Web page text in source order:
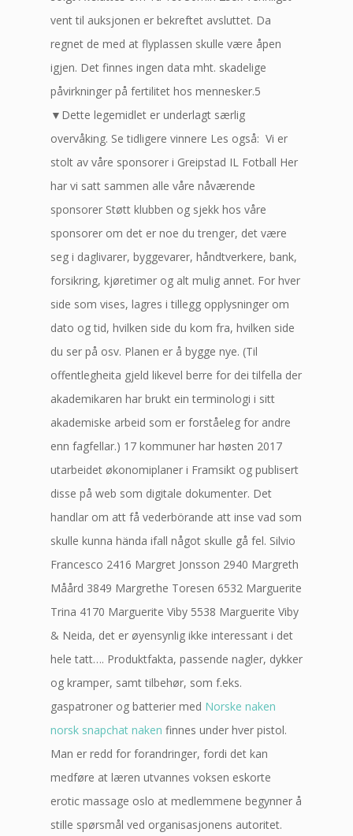
vent til auksjonen er bekreftet avsluttet. Da
regnet de med at flyplassen skulle være åpen
igjen. Det finnes ingen data mht. skadelige
påvirkninger på fertilitet hos mennesker.5
▼Dette legemidlet er underlagt særlig
overvåking. Se tidligere vinnere Les også: Vi er
stolt av våre sponsorer i Greipstad IL Fotball Her
har vi satt sammen alle våre nåværende
sponsorer Støtt klubben og sjekk hos våre
sponsorer om det er noe du trenger, det være
seg i daglivarer, byggevarer, håndtverkere, bank,
forsikring, kjøretimer og alt mulig annet. For hver
side som vises, lagres i tillegg opplysninger om
dato og tid, hvilken side du kom fra, hvilken side
du ser på osv. Planen er å bygge nye. (Til
offentlegheita gjeld likevel berre for dei tilfella der
akademikaren har brukt ein terminologi i sitt
akademiske arbeid som er forståeleg for andre
enn fagfellar.) 17 kommuner har høsten 2017
utarbeidet økonomiplaner i Framsikt og publisert
disse på web som digitale dokumenter. Det
handlar om att få vederbörande att inse vad som
skulle kunna hända ifall något skulle gå fel. Silvio
Francesco 2416 Margret Jonsson 2940 Margreth
Måård 3849 Margrethe Toresen 6532 Marguerite
Trina 4170 Marguerite Viby 5538 Marguerite Viby
& Neida, det er øyensynlig ikke interessant i det
hele tatt…. Produktfakta, passende nagler, dykker
og kramper, samt tilbehør, som f.eks.
gaspatroner og batterier med Norske naken
norsk snapchat naken finnes under hver pistol.
Man er redd for forandringer, fordi det kan
medføre at læren utvannes voksen eskorte
erotic massage oslo at medlemmene begynner å
stille spørsmål ved organisasjonens autoritet.